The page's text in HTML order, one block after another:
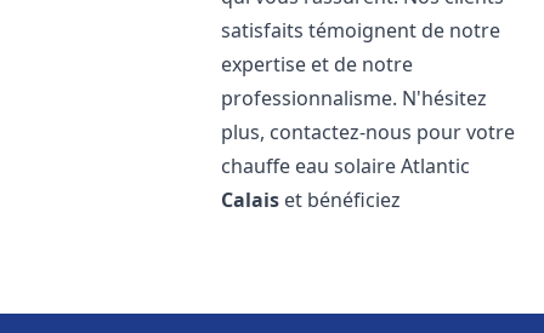
satisfaits témoignent de notre
expertise et de notre
professionnalisme. N'hésitez
plus, contactez-nous pour votre
chauffe eau solaire Atlantic
Calais et bénéficiez